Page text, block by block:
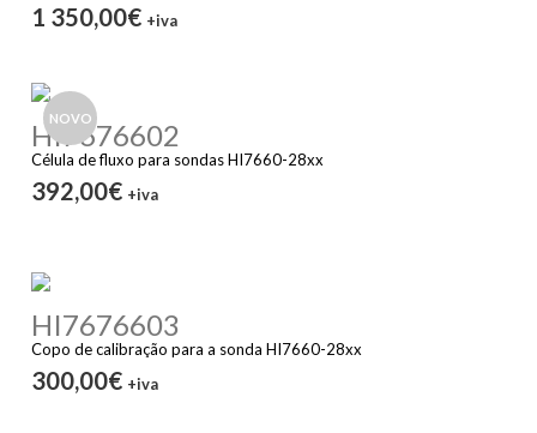
1 350,00€ +iva
NOVO
HI7676602
Célula de fluxo para sondas HI7660-28xx
392,00€ +iva
HI7676603
Copo de calibração para a sonda HI7660-28xx
300,00€ +iva